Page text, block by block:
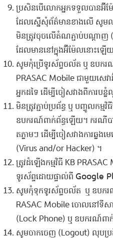
ប្រសិនបើ​លោកអ្នក​ទទួល​បាន​អ៊ីម៉
ដែល​ស្នើសុំ​ព័ត៌​មាន​ខាងលើ​ ​សូម​
មិន​ត្រូវ​ចុច​លើ​តំណ​ភ្ជាប់​បណ្តាញ​
ដែល​មាននៅ​ក្នុង​អ៊ី​ម៉ែ​ល​នោះ​ឡើ
សូម​កុំ​ប្រើ​ទូរស័ព្ទ​ចល័ត​ ​ឬ​ ​ឧបករណ៍​
PRASAC Mobile ​ជាមួយ​សេ
អ្នកដទៃ​ ​ដើម្បី​ចៀសវាង​ពី​ការ​ប
មិន​ត្រូវ​ភ្ជាប់​ប្រព័ន្ធ​ ​ឬ​ ​បញ្ចូល​កម្ម
ឧបករណ៍​ពាក់ព័ន្ធ​ឡើយ​។​ ​ករណី​បា
ត​ភ្លាម​ៗ​ ​ដើម្បី​ចៀសវាង​ការ​ឆ្លង​
(Virus​ ​and​/or ​Hack​e​r)​ ។
ត្រូវ​ដំឡើង​កម្មវិធី​ KB ​P​R​A​SAC​
ទូរស័ព្ទ​ដោយ​ផ្ទាល់​ពី​ ​ Goo​g​l​e​
សូម​កុំ​ទុក​ទូរស័ព្ទ​ចល័ត​ ​ ​ឬ​ ​ឧបករ
R​A​SAC​ Mobile ​ចោល​នៅ​ទី​ស
(Lock​ ​Phone​) ​ឬ​ ​ឧបករណ៍​ពា
សូម​ចាកចេញ​ (​Logo​u​t​) ​លុប​ប្រ